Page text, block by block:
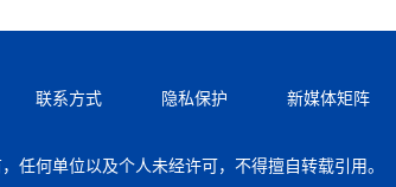
联系方式 隐私保护 新媒体矩阵
任何单位以及个人未经许可，不得擅自转载引用。